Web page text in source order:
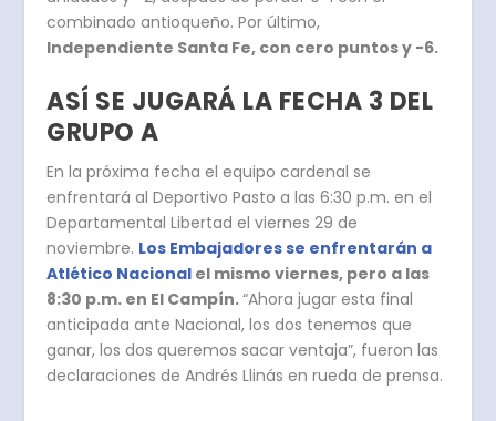
combinado antioqueño. Por último,
Independiente Santa Fe, con cero puntos y -6.
ASÍ SE JUGARÁ LA FECHA 3 DEL
GRUPO A
En la próxima fecha el equipo cardenal se
enfrentará al Deportivo Pasto a las 6:30 p.m. en el
Departamental Libertad el viernes 29 de
noviembre. Los Embajadores se enfrentarán a
Atlético Nacional el mismo viernes, pero a las
8:30 p.m. en El Campín.“Ahora jugar esta final
anticipada ante Nacional, los dos tenemos que
ganar, los dos queremos sacar ventaja”, fueron las
declaraciones de Andrés Llinás en rueda de prensa.